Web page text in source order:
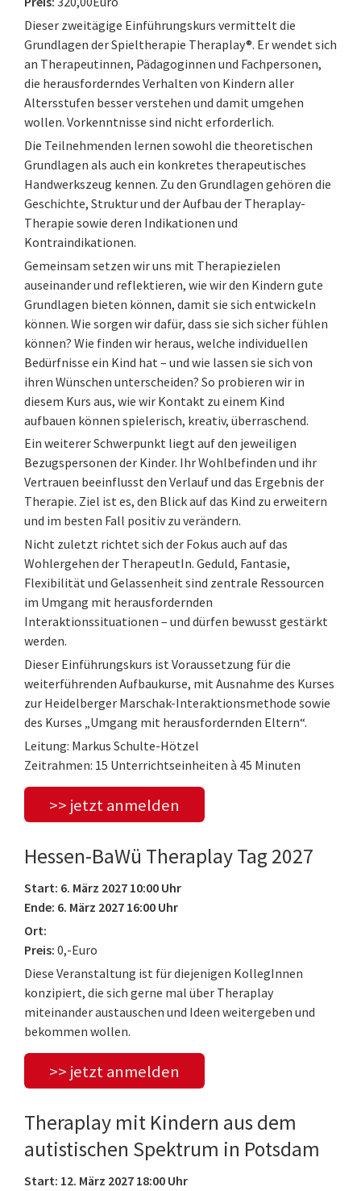
Dieser zweitägige Einführungskurs vermittelt die
Grundlagen der Spieltherapie Theraplay®. Er wendet sich
an Therapeutinnen, Pädagoginnen und Fachpersonen,
die herausforderndes Verhalten von Kindern aller
Altersstufen besser verstehen und damit umgehen
wollen. Vorkenntnisse sind nicht erforderlich.
Die Teilnehmenden lernen sowohl die theoretischen
Grundlagen als auch ein konkretes therapeutisches
Handwerkszeug kennen. Zu den Grundlagen gehören die
Geschichte, Struktur und der Aufbau der Theraplay-
Therapie sowie deren Indikationen und
Kontraindikationen.
Gemeinsam setzen wir uns mit Therapiezielen
auseinander und reflektieren, wie wir den Kindern gute
Grundlagen bieten können, damit sie sich entwickeln
können. Wie sorgen wir dafür, dass sie sich sicher fühlen
können? Wie finden wir heraus, welche individuellen
Bedürfnisse ein Kind hat – und wie lassen sie sich von
ihren Wünschen unterscheiden? So probieren wir in
diesem Kurs aus, wie wir Kontakt zu einem Kind
aufbauen können spielerisch, kreativ, überraschend.
Ein weiterer Schwerpunkt liegt auf den jeweiligen
Bezugspersonen der Kinder. Ihr Wohlbefinden und ihr
Vertrauen beeinflusst den Verlauf und das Ergebnis der
Therapie. Ziel ist es, den Blick auf das Kind zu erweitern
und im besten Fall positiv zu verändern.
Nicht zuletzt richtet sich der Fokus auch auf das
Wohlergehen der TherapeutIn. Geduld, Fantasie,
Flexibilität und Gelassenheit sind zentrale Ressourcen
im Umgang mit herausfordernden
Interaktionssituationen – und dürfen bewusst gestärkt
werden.
Dieser Einführungskurs ist Voraussetzung für die
weiterführenden Aufbaukurse, mit Ausnahme des Kurses
zur Heidelberger Marschak-Interaktionsmethode sowie
des Kurses „Umgang mit herausfordernden Eltern“.
Leitung: Markus Schulte-Hötzel
Zeitrahmen: 15 Unterrichtseinheiten à 45 Minuten
>> jetzt anmelden
Hessen-BaWü Theraplay Tag 2027
Start: 6. März 2027 10:00 Uhr
Ende: 6. März 2027 16:00 Uhr
Ort:
Preis: 0,-Euro
Diese Veranstaltung ist für diejenigen KollegInnen
konzipiert, die sich gerne mal über Theraplay
miteinander austauschen und Ideen weitergeben und
bekommen wollen.
>> jetzt anmelden
Theraplay mit Kindern aus dem
autistischen Spektrum in Potsdam
Start: 12. März 2027 18:00 Uhr